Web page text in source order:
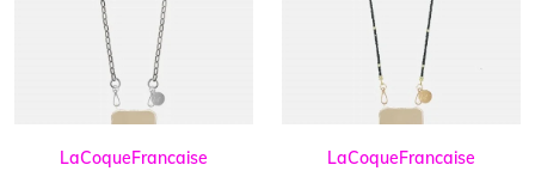
LaCoqueFrancaise LaCoqueFrancaise